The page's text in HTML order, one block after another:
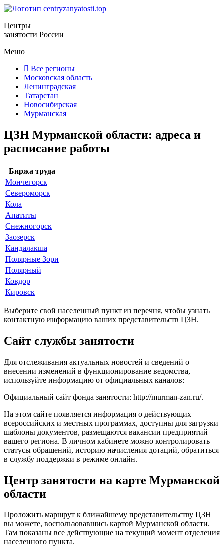
Центры
занятости России
Меню
Все регионы
Московская область
Ленинградская
Татарстан
Новосибирская
Мурманская
ЦЗН Мурманской области: адреса и
расписание работы
Биржа труда
Мончегорск
Североморск
Кола
Апатиты
Снежногорск
Заозерск
Кандалакша
Полярные Зори
Полярный
Ковдор
Кировск
Выберите свой населенный пункт из перечня, чтобы узнать
контактную информацию ваших представительств ЦЗН.
Сайт службы занятости
Для отслеживания актуальных новостей и сведений о
внесении изменений в функционирование ведомства,
используйте информацию от официальных каналов:
Официальный сайт фонда занятости: http://murman-zan.ru/.
На этом сайте появляется информация о действующих
всероссийских и местных программах, доступны для загрузки
шаблоны документов, размещаются вакансии предприятий
вашего региона. В личном кабинете можно контролировать
статусы обращений, историю начисления дотаций, обратиться
в службу поддержки в режиме онлайн.
Центр занятости на карте Мурманской
области
Проложить маршрут к ближайшему представительству ЦЗН
вы можете, воспользовавшись картой Мурманской области.
Там показаны все действующие на текущий момент отделения
населенного пункта.